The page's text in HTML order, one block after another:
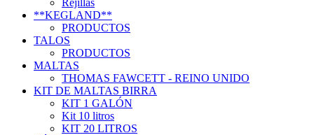
Rejillas
**KEGLAND**
PRODUCTOS
TALOS
PRODUCTOS
MALTAS
THOMAS FAWCETT - REINO UNIDO
KIT DE MALTAS BIRRA
KIT 1 GALÓN
Kit 10 litros
KIT 20 LITROS